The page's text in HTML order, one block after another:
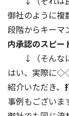
御社のように複
段階からキーマ
内承認のスピー
↓（そんなに
はい、実際に
紹介いただき、
事例もございま